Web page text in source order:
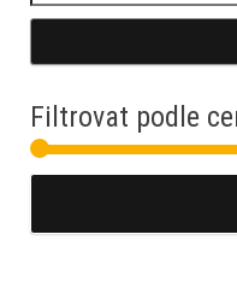
Filtrovat podle